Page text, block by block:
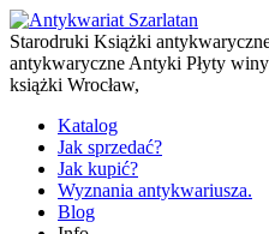
Starodruki Książki
antykwaryczne Antyki Płyty
książki Wrocław,
Katalog
Jak sprzedać?
Jak kupić?
Wyznania antykwariusza.
Blog